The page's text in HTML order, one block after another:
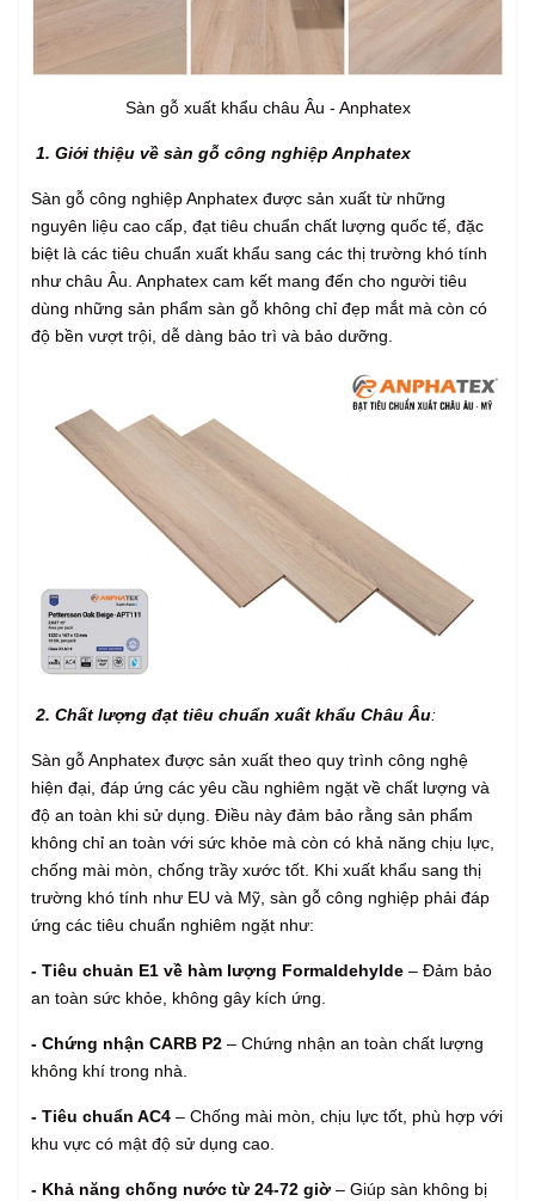
Sàn gỗ xuất khẩu châu Âu - Anphatex
1. Giới thiệu về sàn gỗ công nghiệp Anphatex
Sàn gỗ công nghiệp Anphatex được sản xuất từ những
nguyên liệu cao cấp, đạt tiêu chuẩn chất lượng quốc tế, đặc
biệt là các tiêu chuẩn xuất khẩu sang các thị trường khó tính
như châu Âu. Anphatex cam kết mang đến cho người tiêu
dùng những sản phẩm sàn gỗ không chỉ đẹp mắt mà còn có
độ bền vượt trội, dễ dàng bảo trì và bảo dưỡng.
2. Chất lượng đạt tiêu chuẩn xuất khẩu Châu Âu:
Sàn gỗ Anphatex được sản xuất theo quy trình công nghệ
hiện đại, đáp ứng các yêu cầu nghiêm ngặt về chất lượng và
độ an toàn khi sử dụng. Điều này đảm bảo rằng sản phẩm
không chỉ an toàn với sức khỏe mà còn có khả năng chịu lực,
chống mài mòn, chống trầy xước tốt. Khi xuất khẩu sang thị
trường khó tính như EU và Mỹ, sàn gỗ công nghiệp phải đáp
ứng các tiêu chuẩn nghiêm ngặt như:
- Tiêu chuản E1 về hàm lượng Formaldehylde – Đảm bảo
an toàn sức khỏe, không gây kích ứng.
- Chứng nhận CARB P2 – Chứng nhận an toàn chất lượng
không khí trong nhà.
- Tiêu chuẩn AC4 – Chống mài mòn, chịu lực tốt, phù hợp với
khu vực có mật độ sử dụng cao.
- Khả năng chống nước từ 24-72 giờ – Giúp sàn không bị